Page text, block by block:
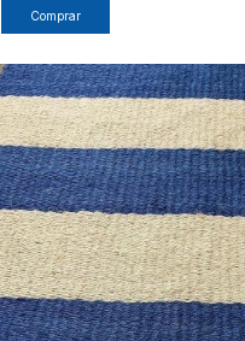
Comprar